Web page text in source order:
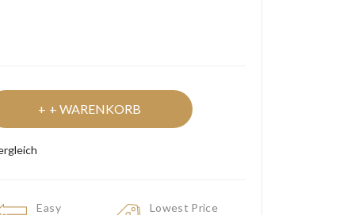
+ WARENKORB
Easy
Lowest Price